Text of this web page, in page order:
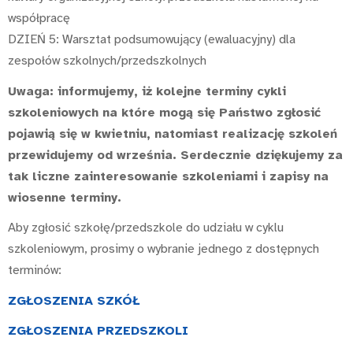
współpracę
DZIEŃ 5: Warsztat podsumowujący (ewaluacyjny) dla
zespołów szkolnych/przedszkolnych
Uwaga: informujemy, iż kolejne terminy cykli
szkoleniowych na które mogą się Państwo zgłosić
pojawią się w kwietniu, natomiast realizację szkoleń
przewidujemy od września. Serdecznie dziękujemy za
tak liczne zainteresowanie szkoleniami i zapisy na
wiosenne terminy.
Aby zgłosić szkołę/przedszkole do udziału w cyklu
szkoleniowym, prosimy o wybranie jednego z dostępnych
terminów:
ZGŁOSZENIA SZKÓŁ
ZGŁOSZENIA PRZEDSZKOLI